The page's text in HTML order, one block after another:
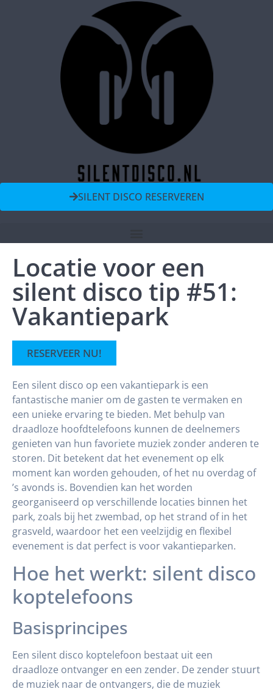
SILENT DISCO RESERVEREN
Locatie voor een
silent disco tip #51:
Vakantiepark
RESERVEER NU!
Een silent disco op een vakantiepark is een
fantastische manier om de gasten te vermaken en
een unieke ervaring te bieden. Met behulp van
draadloze hoofdtelefoons kunnen de deelnemers
genieten van hun favoriete muziek zonder anderen te
storen. Dit betekent dat het evenement op elk
moment kan worden gehouden, of het nu overdag of
’s avonds is. Bovendien kan het worden
georganiseerd op verschillende locaties binnen het
park, zoals bij het zwembad, op het strand of in het
grasveld, waardoor het een veelzijdig en flexibel
evenement is dat perfect is voor vakantieparken.
Hoe het werkt: silent disco
koptelefoons
Basisprincipes
Een silent disco koptelefoon bestaat uit een
draadloze ontvanger en een zender. De zender stuurt
de muziek naar de ontvangers, die de muziek